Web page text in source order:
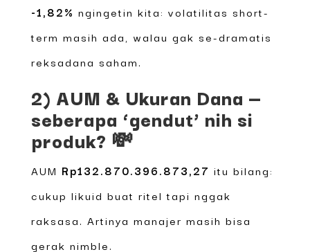
-1,82% ngingetin kita: volatilitas short-
term masih ada, walau gak se-dramatis
reksadana saham.
2) AUM & Ukuran Dana —
seberapa ‘gendut’ nih si
produk? 💸
AUM Rp132.870.396.873,27 itu bilang:
cukup likuid buat ritel tapi nggak
raksasa. Artinya manajer masih bisa
gerak nimble.